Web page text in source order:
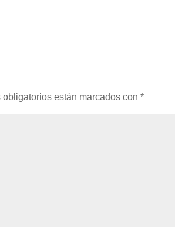
obligatorios están marcados con*